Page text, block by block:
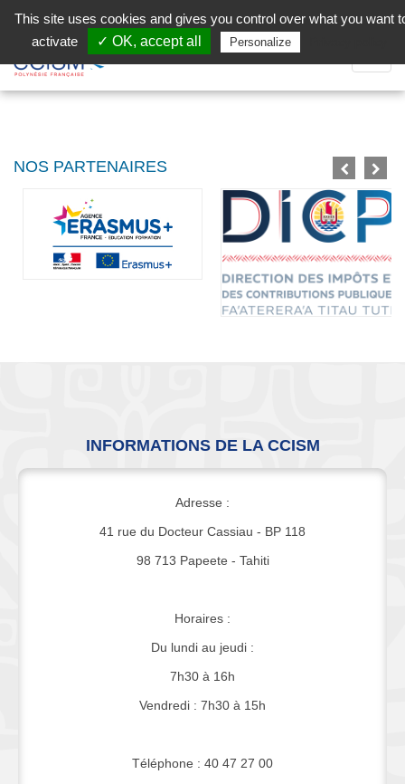
Facebook (Customer Chat) is disabled.
la
NOS PARTENAIRES
INFORMATIONS DE LA CCISM
Adresse :
41 rue du Docteur Cassiau - BP 118
98 713 Papeete - Tahiti
Horaires :
Du lundi au jeudi :
7h30 à 16h
Vendredi : 7h30 à 15h
Téléphone : 40 47 27 00
This site uses cookies and gives you control over what you want
activate
✓ OK, accept all Personalize